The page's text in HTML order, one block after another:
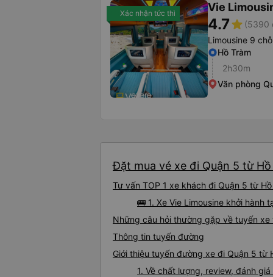
Xác nhận tức thì Vie
4.7star (5390
Limousine 9 chỗ
Hồ Tràm
2h30m
Văn phòng
Đặt mua vé xe đi Quận 5 từ
Tư vấn TOP 1 xe khách đi Quận 5 từ
🚌 1. Xe Vie Limousine khởi hành
Những câu hỏi thường gặp về tuyến xe
Thông tin tuyến đường
Giới thiệu tuyến đường xe đi Quận 5 từ
1. Về chất lượng, review, đánh